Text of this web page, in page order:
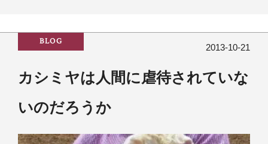
BLOG
2013-10-21
カシミヤは人間に虐待されていな
いのだろうか